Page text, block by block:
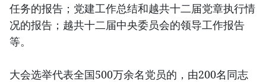
任务的报告；党建工作总结和越共十二届党章执行情
况的报告；越共十二届中央委员会的领导工作报告
等。
大会选举代表全国500万余名党员的，由200名同志